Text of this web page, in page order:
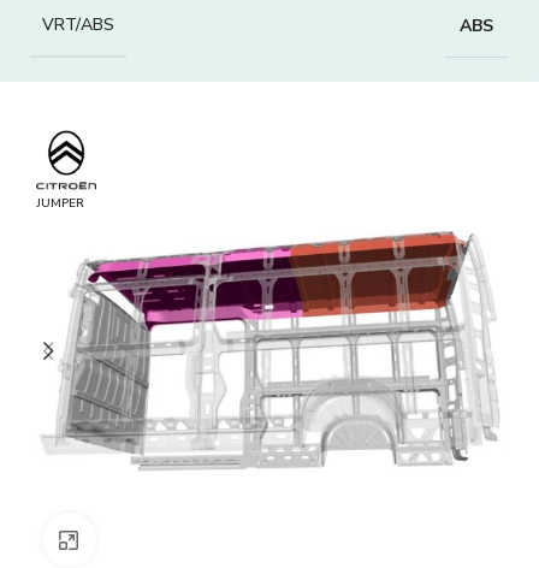
VRT/ABS ABS
JUMPER